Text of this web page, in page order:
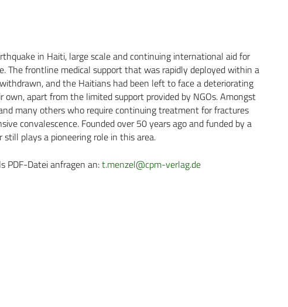
in Haiti, large scale and continuing international aid for
The frontline medical support that was rapidly deployed within a
and the Haitians had been left to face a deteriorating
apart from the limited support provided by NGOs. Amongst
many others who require continuing treatment for fractures
convalescence. Founded over 50 years ago and funded by a
plays a pioneering role in this area.
PDF-Datei anfragen an:t.menzel@cpm-verlag.de